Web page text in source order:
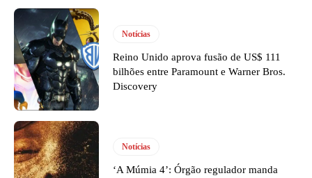
Notícias
Reino Unido aprova fusão de US$ 111
bilhões entre Paramount e Warner Bros.
Discovery
Notícias
‘A Múmia 4’: Órgão regulador manda